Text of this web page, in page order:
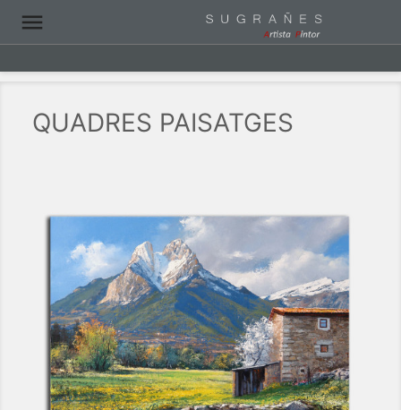

QUADRES PAISATGES